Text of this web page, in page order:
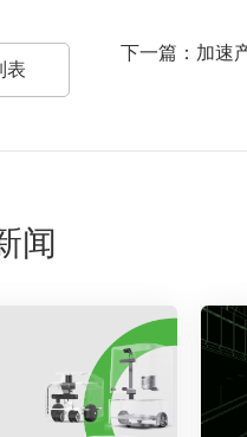
表
下一篇：加速
闻